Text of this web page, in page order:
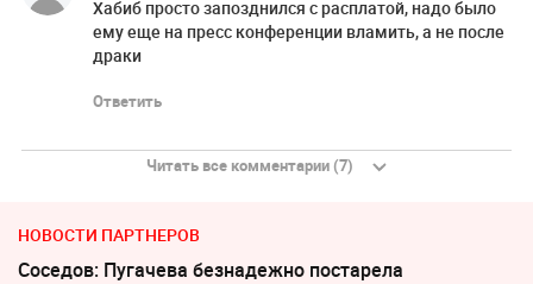
Хабиб просто запозднился с расплатой, надо было
ему еще на пресс конференции вламить, а не после
драки
Ответить
Читать все комментарии (7)
НОВОСТИ ПАРТНЕРОВ
Соседов: Пугачева безнадежно постарела